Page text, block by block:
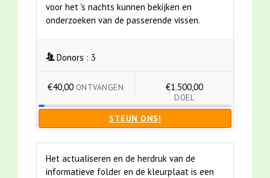
voor het 's nachts kunnen bekijken en
onderzoeken van de passerende vissen.
Donors : 3
€40,00 ONTVANGEN €1.500,00
DOEL
STEUN ONS!
Het actualiseren en de herdruk van de
informatieve folder en de kleurplaat is een